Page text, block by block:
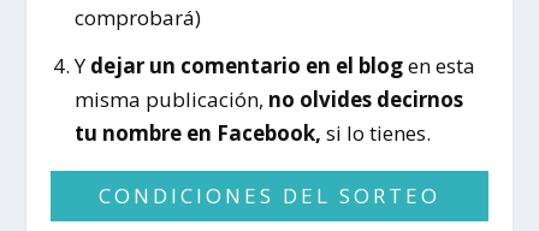
comprobará)
Y dejar un comentario en el blogen esta
misma publicación, no olvides decirnos
tu nombre en Facebook, si lo tienes.
CONDICIONES DEL SORTEO